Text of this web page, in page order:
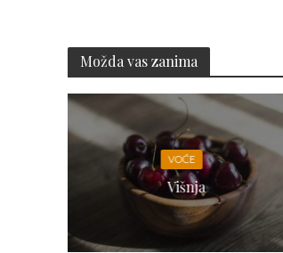
Možda vas zanima
VOĆE
Višnja